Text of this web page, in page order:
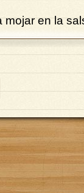
mojar en la